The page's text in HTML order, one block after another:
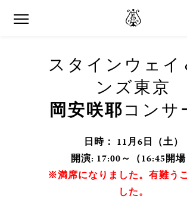
スタインウェイ
ンズ東京
岡安咲耶コンサ
日時： 11月6日（土）
開演: 17:00～（16:45開場
※満席になりました。有難う
した。